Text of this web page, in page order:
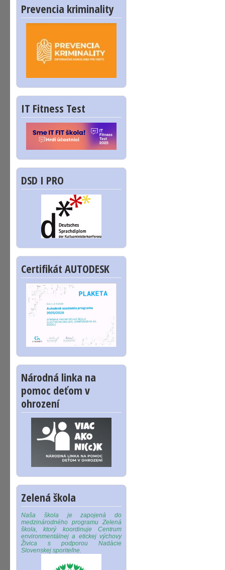
Prevencia kriminality
IT Fitness Test
DSD I PRO
Certifikát AUTODESK
Národná linka na
pomoc deťom v
ohrození
Zelená škola
Naša škola je zapojená do
medzinárodného programu Zelená
škola, ktorý koordinuje Centrum
environmentálnej a etickej výchovy
Živica s podporou Nadácie
Slovenskej sporiteľne.